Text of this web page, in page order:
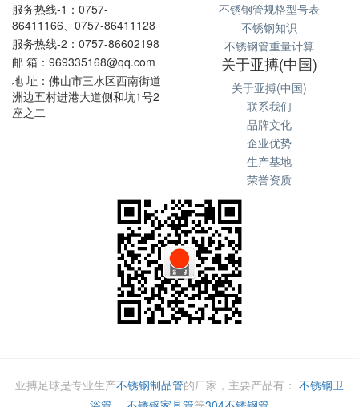
服务热线-1：0757-
86411166、0757-86411128
服务热线-2：0757-86602198
邮 箱：969335168@qq.com
地 址：佛山市三水区西南街道
洲边五村进港大道侧和坑1号2
座之二
不锈钢管规格型号表
不锈钢知识
不锈钢管重量计算
关于亚搏(中国)
关于亚搏(中国)
联系我们
品牌文化
企业优势
生产基地
荣誉资质
亚搏足球是专业生产不锈钢制品管的厂家，主要产品有： 不锈钢卫